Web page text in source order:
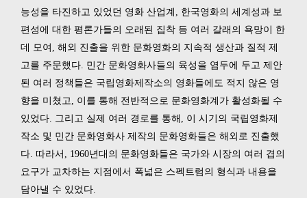
능성을 타진하고 있었던 영화 산업계, 한국영화의 세계성과 보
편성에 대한 평론가들의 오래된 집착 등 여러 갈래의 욕망이 한
데 모여, 해외 진출을 위한 문화영화의 지속적 생산과 질적 제
고를 주문했다. 민간 문화영화사들의 육성을 염두에 두고 제안
된 여러 정책들은 국립영화제작소의 영화들에도 적지 않은 영
향을 미쳤고, 이를 통해 전반적으로 문화영화계가 활성화될 수
있었다. 그리고 실제 여러 경로를 통해, 이 시기의 국립영화제
작소 및 민간 문화영화사 제작의 문화영화들은 해외로 진출했
다. 따라서, 1960년대의 문화영화들은 국가와 시장의 여러 겹의
요구가 교차하는 지점에서 폭넓은 스펙트럼의 형식과 내용을
담아낼 수 있었다.